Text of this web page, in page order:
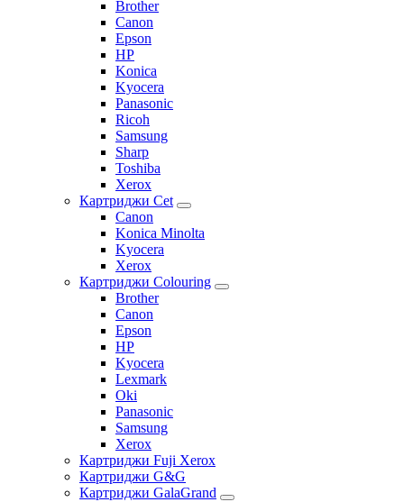
Brother
Canon
Epson
HP
Konica
Kyocera
Panasonic
Ricoh
Samsung
Sharp
Toshiba
Xerox
Картриджи Cet
Canon
Konica Minolta
Kyocera
Xerox
Картриджи Colouring
Brother
Canon
Epson
HP
Kyocera
Lexmark
Oki
Panasonic
Samsung
Xerox
Картриджи Fuji Xerox
Картриджи G&G
Картриджи GalaGrand